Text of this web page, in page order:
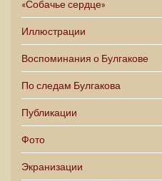
«Собачье сердце»
Иллюстрации
Воспоминания о Булгакове
По следам Булгакова
Публикации
Фото
Экранизации